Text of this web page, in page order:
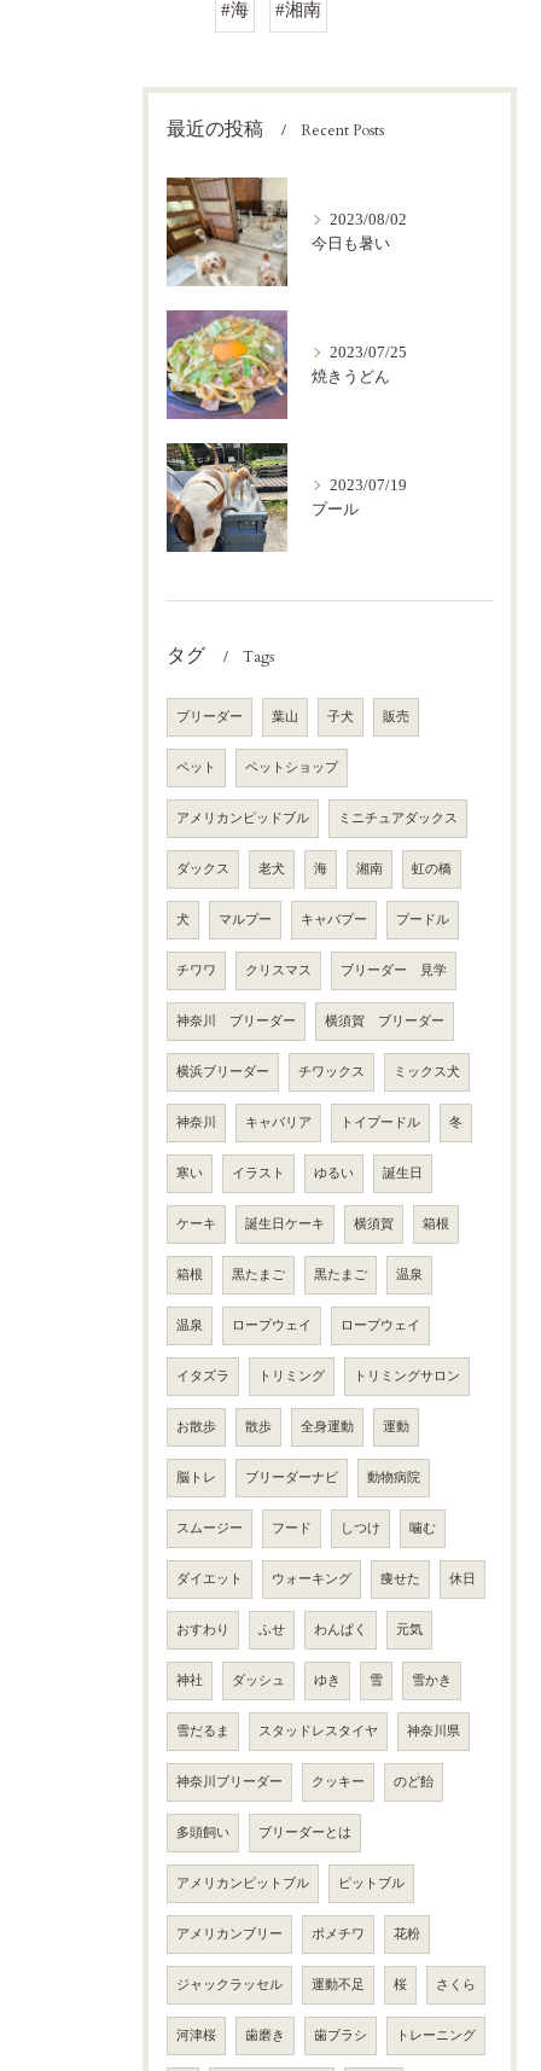
#海 #湘南
最近の投稿 Recent Posts
2023/08/02
今日も暑い
2023/07/25
焼きうどん
2023/07/19
プール
タグ Tags
ブリーダー 葉山 子犬 販売
ペット ペットショップ
アメリカンピッドブル ミニチュアダックス
ダックス 老犬 海 湘南 虹の橋
犬 マルプー キャバプー プードル
チワワ クリスマス ブリーダー 見学
神奈川 ブリーダー 横須賀 ブリーダー
横浜ブリーダー チワックス ミックス犬
神奈川 キャバリア トイプードル 冬
寒い イラスト ゆるい 誕生日
ケーキ 誕生日ケーキ 横須賀 箱根
箱根 黒たまご 黒たまご 温泉
温泉 ロープウェイ ロープウェイ
イタズラ トリミング トリミングサロン
お散歩 散歩 全身運動 運動
脳トレ ブリーダーナビ 動物病院
スムージー フード しつけ 噛む
ダイエット ウォーキング 痩せた 休日
おすわり ふせ わんぱく 元気
神社 ダッシュ ゆき 雪 雪かき
雪だるま スタッドレスタイヤ 神奈川県
神奈川ブリーダー クッキー のど飴
多頭飼い ブリーダーとは
アメリカンピットブル ピットブル
アメリカンブリー ポメチワ 花粉
ジャックラッセル 運動不足 桜 さくら
河津桜 歯磨き 歯ブラシ トレーニング